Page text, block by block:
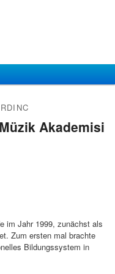
Akademisi
im Jahr 1999, zunächst als
Zum ersten mal brachte
Bildungssystem in